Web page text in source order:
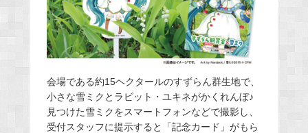
会場である約15ヘクタールのすずらん群生地で、
小さな雪ミクとラビット・ユキネがかくれんぼ♪
見つけた雪ミクをスマートフォンなどで撮影し、
受付スタッフに提示すると「記念カード」がもら